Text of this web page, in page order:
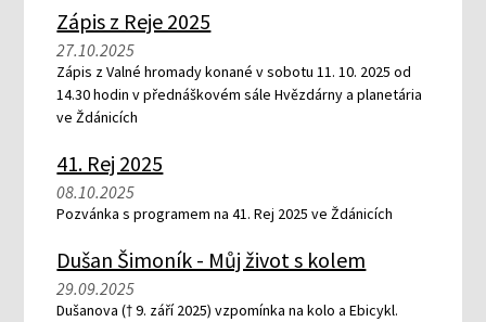
Zápis z Reje 2025
27.10.2025
Zápis z Valné hromady konané v sobotu 11. 10. 2025 od
14.30 hodin v přednáškovém sále Hvězdárny a planetária
ve Ždánicích
41. Rej 2025
08.10.2025
Pozvánka s programem na 41. Rej 2025 ve Ždánicích
Dušan Šimoník - Můj život s kolem
29.09.2025
Dušanova († 9. září 2025) vzpomínka na kolo a Ebicykl.